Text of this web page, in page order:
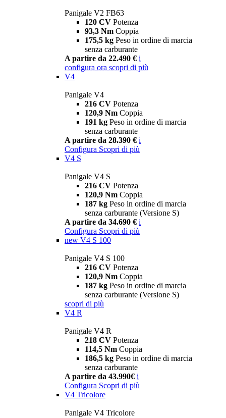
Panigale V2 FB63
120 CV Potenza
93,3 Nm Coppia
175,5 kg Peso in ordine di marcia
senza carburante
A partire da 22.490 € i
configura ora scopri di più
V4
Panigale V4
216 CV Potenza
120,9 Nm Coppia
191 kg Peso in ordine di marcia
senza carburante
A partire da 28.390 € i
Configura Scopri di più
V4 S
Panigale V4 S
216 CV Potenza
120,9 Nm Coppia
187 kg Peso in ordine di marcia
senza carburante (Versione S)
A partire da 34.690 € i
Configura Scopri di più
new V4 S 100
Panigale V4 S 100
216 CV Potenza
120,9 Nm Coppia
187 kg Peso in ordine di marcia
senza carburante (Versione S)
scopri di più
V4 R
Panigale V4 R
218 CV Potenza
114,5 Nm Coppia
186,5 kg Peso in ordine di marcia
senza carburante
A partire da 43.990€ i
Configura Scopri di più
V4 Tricolore
Panigale V4 Tricolore